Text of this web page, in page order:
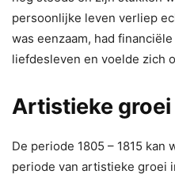
persoonlijke leven verliep
was eenzaam, had
liefdesleven en voelde zich
Artistieke
De periode 1805 – 1815 kan
periode van artistieke groei